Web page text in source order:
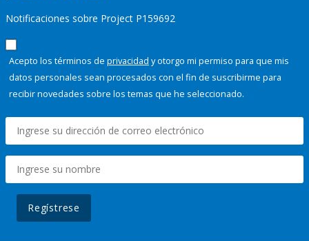
Notificaciones sobre Project P159692
Acepto los términos de privacidad y otorgo mi permiso para que mis
datos personales sean procesados con el fin de suscribirme para
recibir novedades sobre los temas que he seleccionado.
Regístrese